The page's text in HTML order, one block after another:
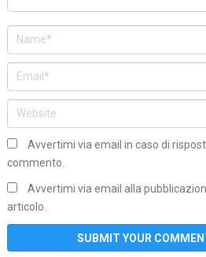
Avvertimi via email in caso di
commento.
Avvertimi via email alla
articolo.